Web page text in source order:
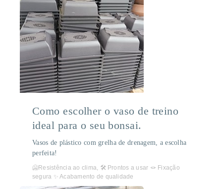
Como escolher o vaso de treino
ideal para o seu bonsai.
Vasos de plástico com grelha de drenagem, a escolha
perfeita!
🥶Resistência ao clima, 🛠️ Prontos a usar 🪢 Fixação
segura ✨ Acabamento de qualidade